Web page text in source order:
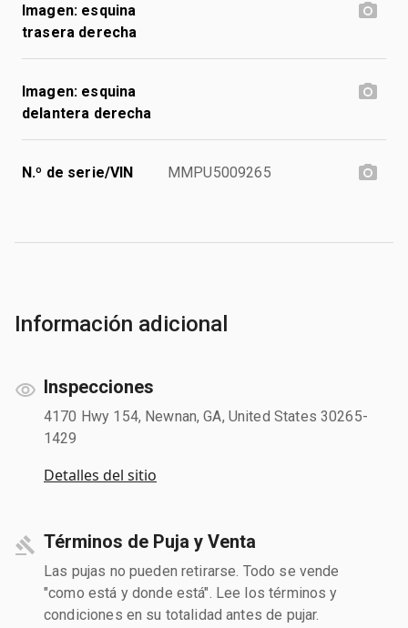
Imagen: esquina
trasera derecha
Imagen: esquina
delantera derecha
N.º de serie/VIN MMPU5009265
Información adicional
Inspecciones
4170 Hwy 154, Newnan, GA, United States 30265-
1429
Detalles del sitio
Términos de Puja y Venta
Las pujas no pueden retirarse. Todo se vende
"como está y donde está". Lee los términos y
condiciones en su totalidad antes de pujar.